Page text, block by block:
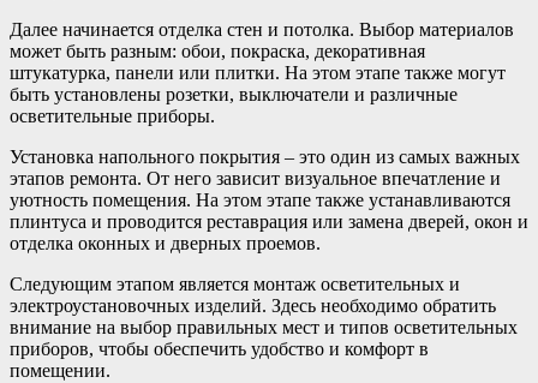
Далее начинается отделка стен и потолка. Выбор материалов
может быть разным: обои, покраска, декоративная
штукатурка, панели или плитки. На этом этапе также могут
быть установлены розетки, выключатели и различные
осветительные приборы.
Установка напольного покрытия – это один из самых важных
этапов ремонта. От него зависит визуальное впечатление и
уютность помещения. На этом этапе также устанавливаются
плинтуса и проводится реставрация или замена дверей, окон и
отделка оконных и дверных проемов.
Следующим этапом является монтаж осветительных и
электроустановочных изделий. Здесь необходимо обратить
внимание на выбор правильных мест и типов осветительных
приборов, чтобы обеспечить удобство и комфорт в
помещении.